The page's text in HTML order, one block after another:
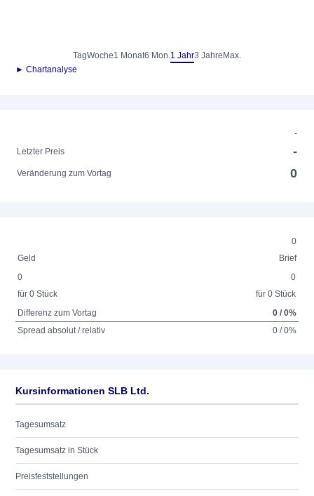
TagWoche1 Monat6 Mon.1 Jahr3 Jahre Max.
► Chartanalyse
-
Letzter Preis
-
Veränderung zum Vortag 0
0
Geld
Brief
0
für 0 Stück
0
für 0 Stück
Differenz zum Vortag
0 / 0%
Spread absolut / relativ
0 / 0%
Kursinformationen SLB Ltd.
Tagesumsatz
Tagesumsatz in Stück
Preisfeststellungen